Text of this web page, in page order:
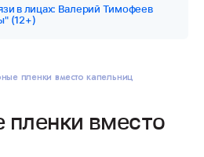
в лицах: Валерий Тимофеев
(12+)
пленки вместо капельниц
вместо